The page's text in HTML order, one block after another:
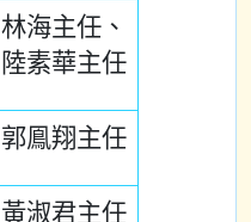
林海主任、
陸素華主任
郭鳯翔主任
黃淑君主任